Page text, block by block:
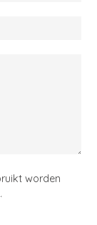
worden
.